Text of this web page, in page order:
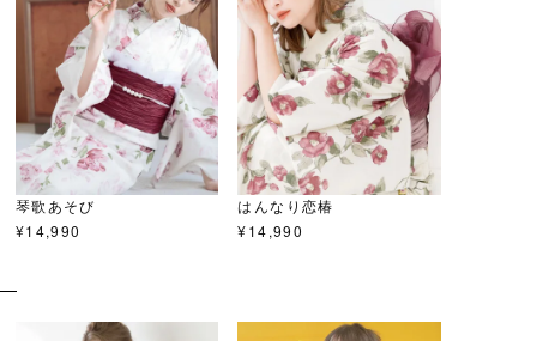
琴歌あそび
¥14,990
はんなり恋椿
¥14,990